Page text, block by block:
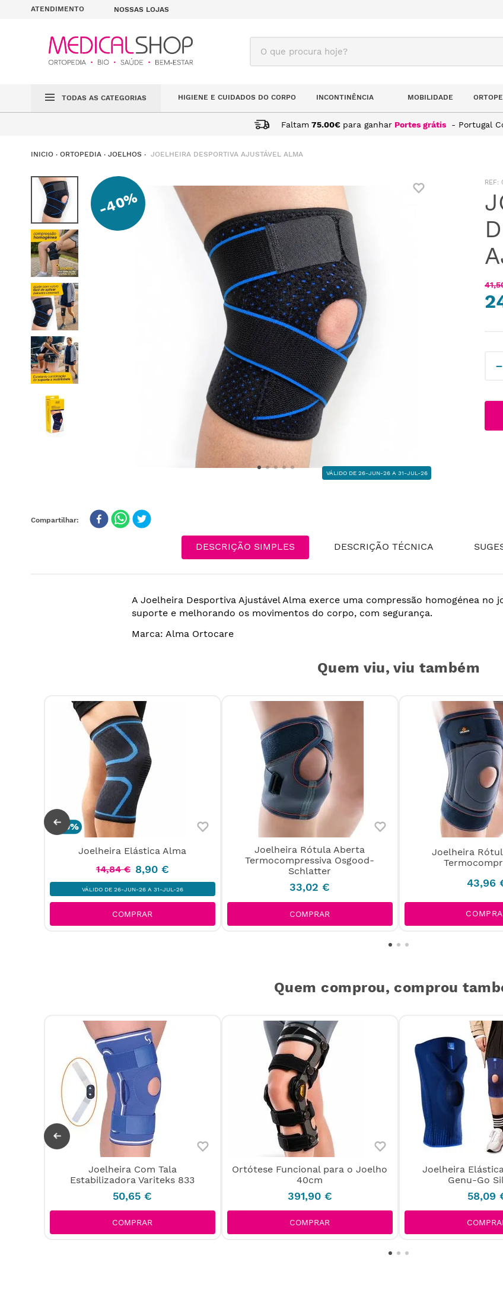
ATENDIMENTO NOSSAS LOJAS
O que procura hoje?
TODAS AS CATEGORIAS HIGIENE E CUIDADOS DO CORPO INCONTINÊNCIA MOBILIDADE
Faltam 75.00€ para ganhar Portes grátis - Portugal
ORTOPEDIA JOELHOS JOELHEIRA DESPORTIVA AJUSTÁVEL ALMA
-40%
VÁLIDO DE 26-JUN-26 A 31-JUL-26
:
41,
－
DESCRIÇÃO SIMPLES DESCRIÇÃO TÉCNICA
A Joelheira Desportiva Ajustável Alma exerce uma compressão homogénea no
suporte e melhorando os movimentos do corpo, com segurança.
Marca: Alma Ortocare
Quem viu, viu também
-40%
Joelheira Elástica Alma
14,84 € 8,90 €
VÁLIDO DE 26-JUN-26 A 31-JUL-26
COMPRAR
Joelheira Rótula Aberta
Termocompressiva Osgood-
Schlatter
33,02 €
COMPRAR
Joelheira
43,96
Quem comprou, comprou
Joelheira Com Tala
Estabilizadora Variteks 833
50,65 €
COMPRAR
Ortótese Funcional para o Joelho
40cm
391,90 €
COMPRAR
Joelheira
Genu-Go
58,09